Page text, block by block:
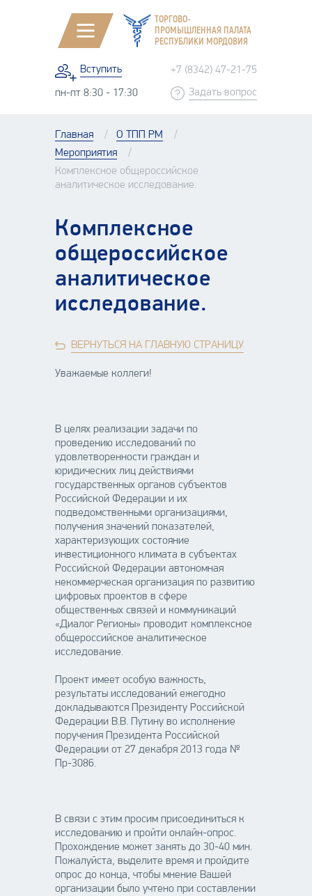
ТОРГОВО-
ПРОМЫШЛЕННАЯ ПАЛАТА
РЕСПУБЛИКИ МОРДОВИЯ
Вступить +7 (8342) 47-21-75
пн-пт 8:30 - 17:30 Задать вопрос
Главная
О ТПП РМ
Мероприятия
Комплексное общероссийское
аналитическое исследование.
Комплексное
общероссийское
аналитическое
исследование.
ВЕРНУТЬСЯ НА ГЛАВНУЮ СТРАНИЦУ
Уважаемые коллеги!
В целях реализации задачи по
проведению исследований по
удовлетворенности граждан и
юридических лиц действиями
государственных органов субъектов
Российской Федерации и их
подведомственными организациями,
получения значений показателей,
характеризующих состояние
инвестиционного климата в субъектах
Российской Федерации автономная
некоммерческая организация по развитию
цифровых проектов в сфере
общественных связей и коммуникаций
«Диалог Регионы» проводит комплексное
общероссийское аналитическое
исследование.
Проект имеет особую важность,
результаты исследований ежегодно
докладываются Президенту Российской
Федерации В.В. Путину во исполнение
поручения Президента Российской
Федерации от 27 декабря 2013 года №
Пр-3086.
В связи с этим просим присоединиться к
исследованию и пройти онлайн-опрос.
Прохождение может занять до 30-40 мин.
Пожалуйста, выделите время и пройдите
опрос до конца, чтобы мнение Вашей
организации было учтено при составлении